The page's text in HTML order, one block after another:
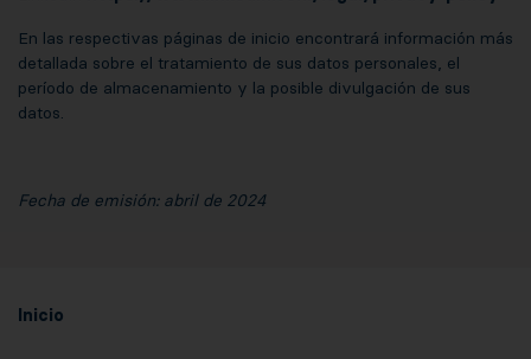
En las respectivas páginas de inicio encontrará información más
detallada sobre el tratamiento de sus datos personales, el
período de almacenamiento y la posible divulgación de sus
datos.
Fecha de emisión: abril de 2024
Inicio